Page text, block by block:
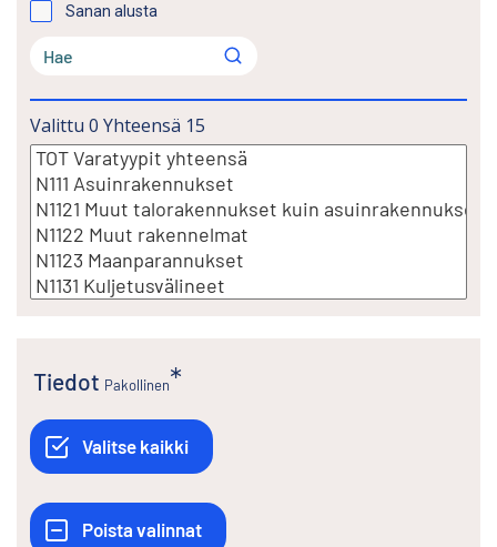
Sanan alusta
Valittu 0 Yhteensä 15
Tiedot Pakollinen